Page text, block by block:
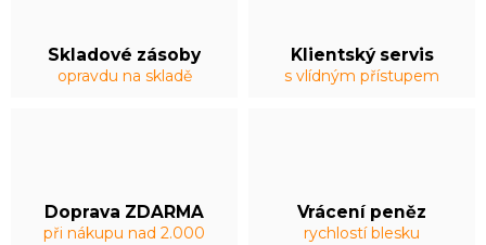
Skladové zásoby
opravdu na skladě
Klientský servis
s vlídným přístupem
Doprava ZDARMA
při nákupu nad 2.000
Vrácení peněz
rychlostí blesku